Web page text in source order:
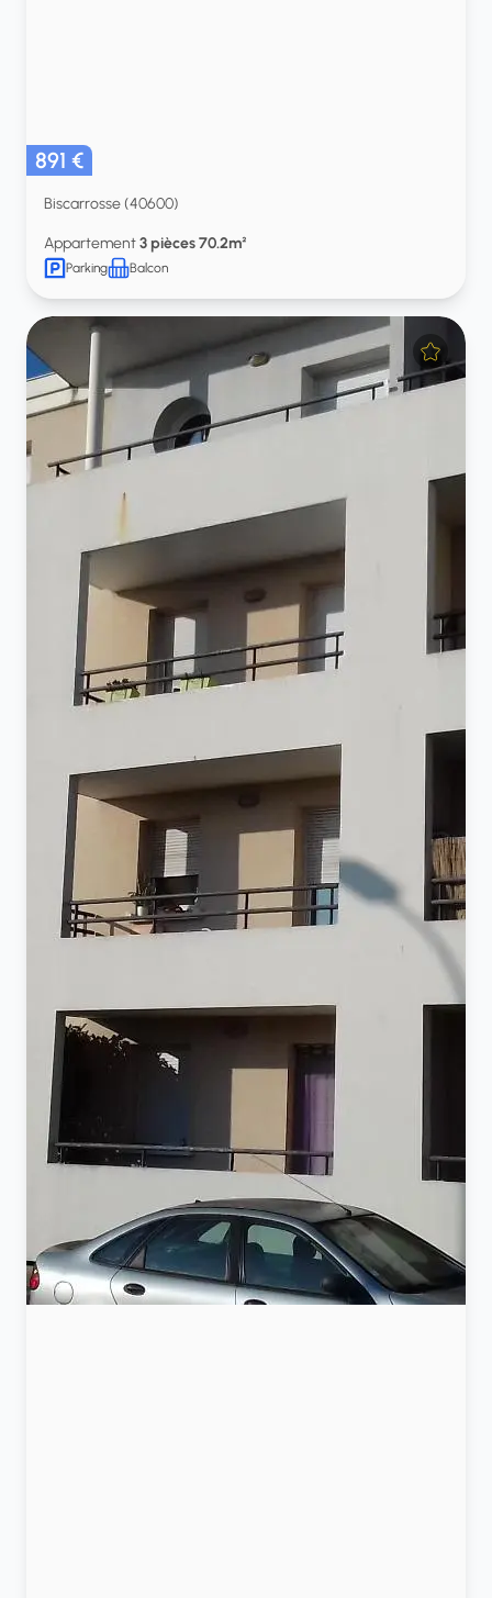
891 €
Biscarrosse (40600)
Appartement3 pièces 70.2m²
Parking Balcon